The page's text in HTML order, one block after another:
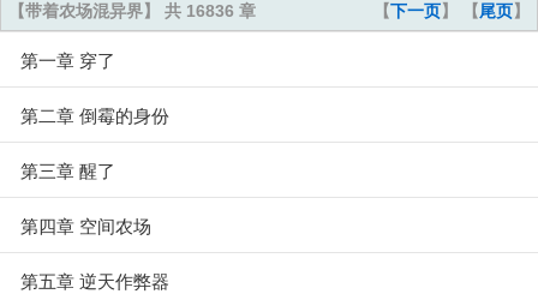
【下一页】 【尾页】
【带着农场混异界】 共 16836 章
第一章 穿了
第二章 倒霉的身份
第三章 醒了
第四章 空间农场
第五章 逆天作弊器